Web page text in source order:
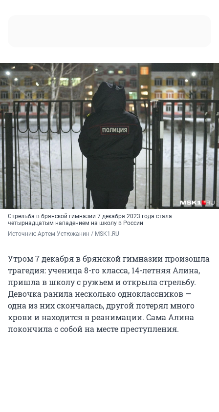
Стрельба в брянской гимназии 7 декабря 2023 года стала
четырнадцатым нападением на школу в России
Источник: Артем Устюжанин / MSK1.RU
Утром 7 декабря в брянской гимназии произошла
трагедия: ученица 8-го класса, 14-летняя Алина,
пришла в школу с ружьем и открыла стрельбу.
Девочка ранила несколько одноклассников —
одна из них скончалась, другой потерял много
крови и находится в реанимации. Сама Алина
покончила с собой на месте преступления.